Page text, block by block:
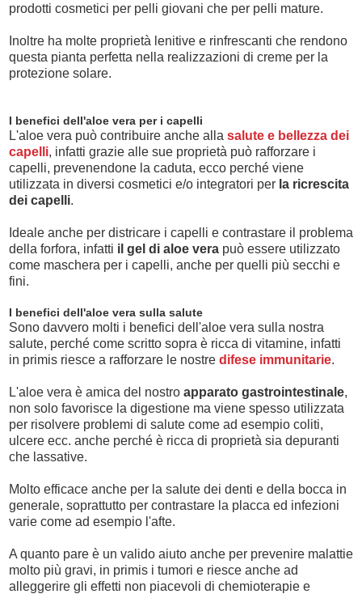
prodotti cosmetici per pelli giovani che per pelli mature.
Inoltre ha molte proprietà lenitive e rinfrescanti che rendono
questa pianta perfetta nella realizzazioni di creme per la
protezione solare.
I benefici dell'aloe vera per i capelli
L'aloe vera può contribuire anche alla salute e bellezza dei
capelli, infatti grazie alle sue proprietà può rafforzare i
capelli, prevenendone la caduta, ecco perché viene
utilizzata in diversi cosmetici e/o integratori per la ricrescita
dei capelli.
Ideale anche per districare i capelli e contrastare il problema
della forfora, infatti il gel di aloe vera può essere utilizzato
come maschera per i capelli, anche per quelli più secchi e
fini.
I benefici dell'aloe vera sulla salute
Sono davvero molti i benefici dell'aloe vera sulla nostra
salute, perché come scritto sopra è ricca di vitamine, infatti
in primis riesce a rafforzare le nostre difese immunitarie.
L'aloe vera è amica del nostro apparato gastrointestinale,
non solo favorisce la digestione ma viene spesso utilizzata
per risolvere problemi di salute come ad esempio coliti,
ulcere ecc. anche perché è ricca di proprietà sia depuranti
che lassative.
Molto efficace anche per la salute dei denti e della bocca in
generale, soprattutto per contrastare la placca ed infezioni
varie come ad esempio l'afte.
A quanto pare è un valido aiuto anche per prevenire malattie
molto più gravi, in primis i tumori e riesce anche ad
alleggerire gli effetti non piacevoli di chemioterapie e